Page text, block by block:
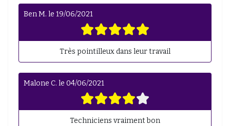
Ben M. le 19/06/2021
Très pointilleux dans leur travail
Malone C. le 04/06/2021
Techniciens vraiment bon